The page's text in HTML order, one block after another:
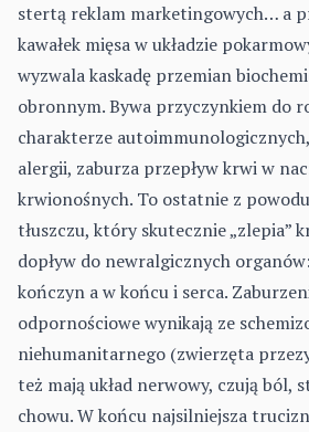
stertą reklam marketingowych… a
kawałek mięsa w układzie
wyzwala kaskadę przemian
obronnym. Bywa przyczynkiem do
charakterze
alergii, zaburza przepływ krwi w
krwionośnych. To ostatnie z
tłuszczu, który skutecznie „zlepia”
dopływ do newralgicznych
kończyn a w końcu i serca.
odpornościowe wynikają ze
niehumanitarnego (zwierzęta
też mają układ nerwowy, czują ból,
chowu. W końcu najsilniejsza